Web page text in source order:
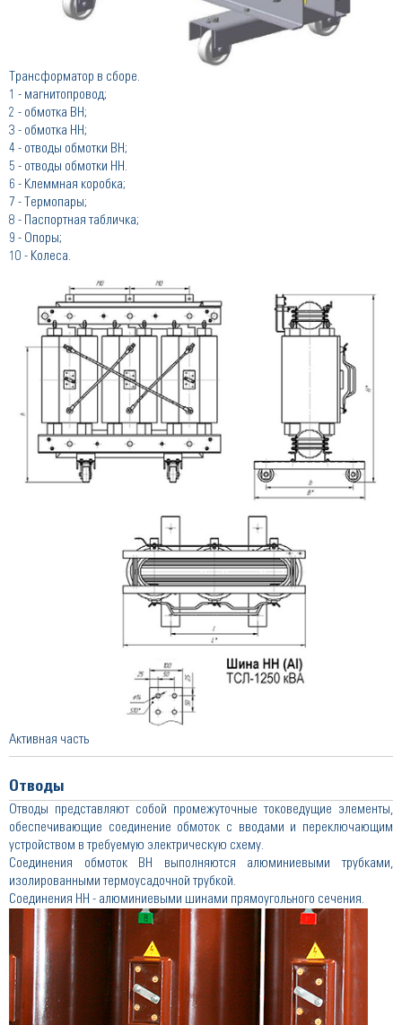
Трансформатор в сборе.
1 - магнитопровод;
2 - обмотка ВН;
3 - обмотка НН;
4 - отводы обмотки ВН;
5 - отводы обмотки НН.
6 - Клеммная коробка;
7 - Термопары;
8 - Паспортная табличка;
9 - Опоры;
10 - Колеса.
Активная часть
Отводы
Отводы представляют собой промежуточные токоведущие элементы,
обеспечивающие соединение обмоток с вводами и переключающим
устройством в требуемую электрическую схему.
Соединения обмоток ВН выполняются алюминиевыми трубками,
изолированными термоусадочной трубкой.
Соединения НН - алюминиевыми шинами прямоугольного сечения.